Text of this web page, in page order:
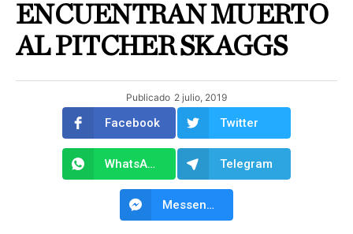
ENCUENTRAN MUERTO
AL PITCHER SKAGGS
Publicado 2 julio, 2019
Facebook Twitter
WhatsApp Telegram
Messenger